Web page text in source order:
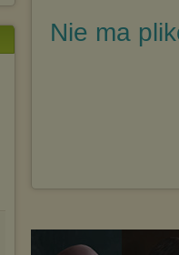
Nie ma